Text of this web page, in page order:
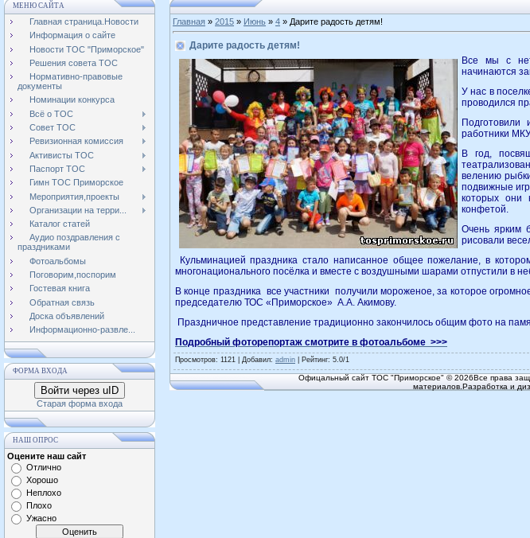
МЕНЮ САЙТА
Главная страница.Новости
Информация о сайте
Новости ТОС "Приморское"
Решения совета ТОС
Нормативно-правовые
документы
Номинации конкурса
Всё о ТОС
Совет ТОС
Ревизионная комиссия
Активисты ТОС
Паспорт ТОС
Гимн ТОС Приморское
Мероприятия,проекты
Организации на терри...
Каталог статей
Аудио поздравления с
праздниками
Фотоальбомы
Поговорим,поспорим
Гостевая книга
Обратная связь
Доска объявлений
Информационно-развле...
ФОРМА ВХОДА
Войти через uID
Старая форма входа
НАШ ОПРОС
Оцените наш сайт
Отлично
Хорошо
Неплохо
Плохо
Ужасно
Главная » 2015 » Июнь » 4 » Дарите радость детям!
Дарите радость детям!
Все мы с
начинаются
У нас в
проводился
работники
В год,
велению
подвижные
которых они
конфетой.
Очень ярким
рисовали
Кульминацией праздника стало написанное общее пожелание, в
многонационального посёлка и вместе с воздушными шарами отпустили в
В конце праздника все участники получили мороженое, за которое
председателю ТОС «Приморское» А.А. Акимову.
Праздничное представление традиционно закончилось общим фото на
Подробный фоторепортаж смотрите в фотоальбоме >>>
Просмотров: 1121 | Добавил: admin Рейтинг: 5.0/1
Офицальный сайт ТОС "Приморское" © 2026Все права
материалов.Разработка и